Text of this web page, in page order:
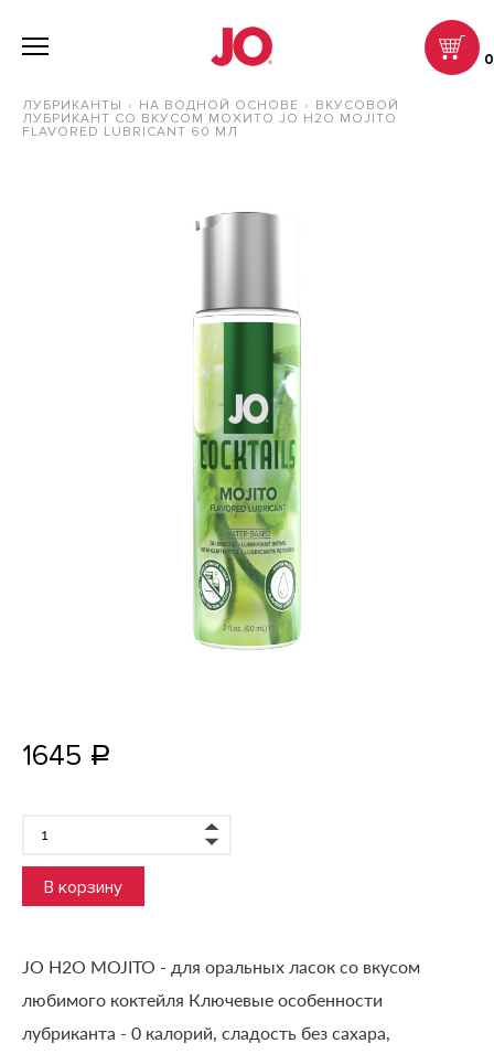
0
ЛУБРИКАНТЫ НА ВОДНОЙ ОСНОВЕ
ВКУСОВОЙ
ЛУБРИКАНТ СО ВКУСОМ МОХИТО JO H2O MOJITO
FLAVORED LUBRICANT 60 МЛ
1645 Р
В корзину
JO H2O MOJITO - для оральных ласок со вкусом
любимого коктейля Ключевые особенности
лубриканта - 0 калорий, сладость без сахара,